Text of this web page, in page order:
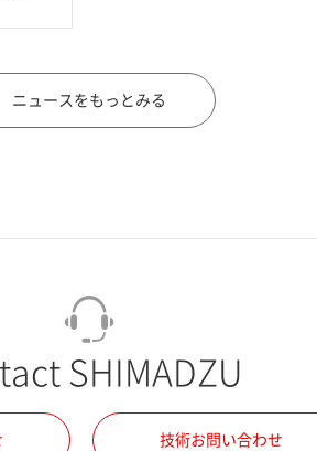
ニュースをもっとみる
SHIMADZU
技術お問い合わせ